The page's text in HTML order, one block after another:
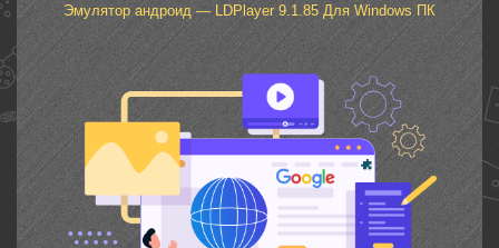
Эмулятор андроид — LDPlayer 9.1.85 Для Windows ПК